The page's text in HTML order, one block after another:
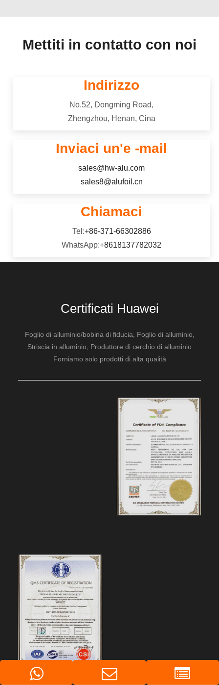
Mettiti in contatto con noi
Indirizzo
No.52, Dongming Road,
Zhengzhou, Henan, Cina
Inviaci un'e -mail
sales@hw-alu.com
sales8@alufoil.cn
Chiamaci
Tel:+86-371-66302886
WhatsApp:+8618137782032
Certificati Huawei
Foglio di alluminio/bobina di fiducia, Foglio di alluminio,
Striscia in alluminio, Produttore di cerchio di alluminio
Forniamo solo prodotti di alta qualità